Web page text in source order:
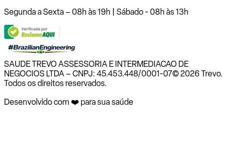
Segunda a Sexta – 08h às 19h | Sábado - 08h às 13h
SAUDE TREVO ASSESSORIA E INTERMEDIACAO DE
NEGOCIOS LTDA – CNPJ: 45.453.448/0001-07© 2026 Trevo.
Todos os direitos reservados.
Desenvolvido com ❤️ para sua saúde